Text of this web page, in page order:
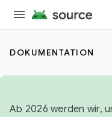
DOKUMENTATION
Ab 2026 werden wir,